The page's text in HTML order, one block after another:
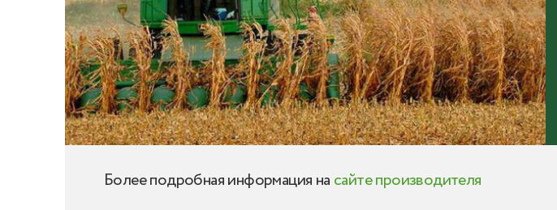
Более подробная информация на сайте производителя